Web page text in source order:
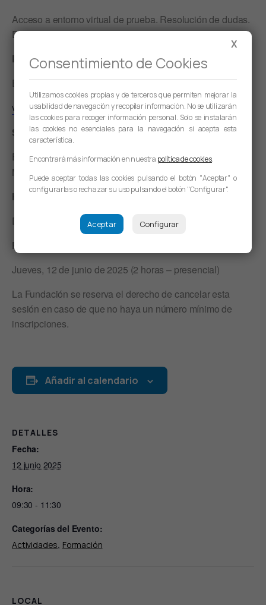
Acceso a entorno virtual de prueba. Resolución de dudas.
Documentación y material didáctico.
Profesor: Emilio Sánchez Esteban
Evaluador Asesor Internacional EFQM
www.emiliosanchez.es
Sede del Taller
El Taller tendrá lugar enKlammer WorkSpaces
María Larraona, 1 -31008- Pamplona)
Horario
De 09:30h a 11:30h
Fecha
Jueves, 12 de junio de 2025 (2 horas – presencial)
La Fundación se reserva el derecho de cancelar esta
sesión en caso de que no haya un número mínimo de
inscripciones.
Añadir al calendario
DETALLES
Fecha:
12 junio 2025
Hora:
09:30 - 11:30
Categorías del Evento:
Actividades, Formación
LOCAL
X
Consentimiento de Cookies
Utilizamos cookies propias y de terceros que permiten mejorar la
usabilidad de navegación y recopilar información. No se utilizarán
las cookies para recoger información personal. Solo se instalarán
las cookies no esenciales para la navegación si acepta esta
característica.
Encontrará más información en nuestra política de cookies.
Puede aceptar todas las cookies pulsando el botón "Aceptar" o
configurarlas o rechazar su uso pulsando el botón "Configurar".
Aceptar Configurar